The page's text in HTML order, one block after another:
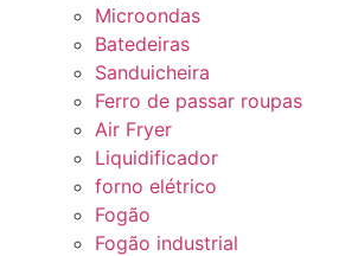
Microondas
Batedeiras
Sanduicheira
Ferro de passar roupas
Air Fryer
Liquidificador
forno elétrico
Fogão
Fogão industrial